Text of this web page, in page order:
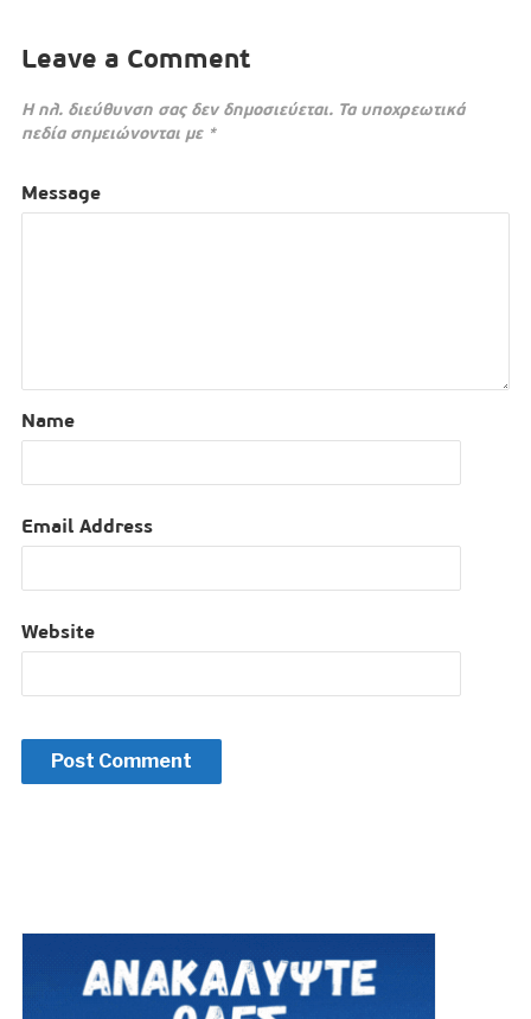
Leave a Comment
Η ηλ. διεύθυνση σας δεν δημοσιεύεται. Τα υποχρεωτικά
πεδία σημειώνονται με *
Message
Name
Email Address
Website